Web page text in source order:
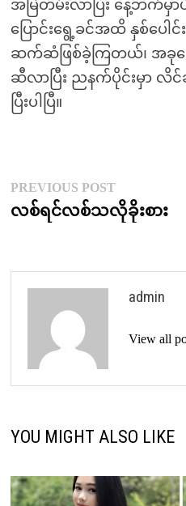
အမြဲတမ်းလာပြီး နေ့ဘက်မှ
ပြောင်းရွေ့ခင်အထိ နှစ်ပေါ
ဆက်ဆံဖြစ်ခဲ့ကြတယ်၊ အခု
ဆီလာပြီး ညနက်ပိုင်းမှာ လိ
ပြီးပါပြီ။
Post
navigation
PREVIOUS POSTPrevious
post:
လစ်ရင်လစ်သလိုခိုးစား
admin
View all
YOU MIGHT ALSO LIKE